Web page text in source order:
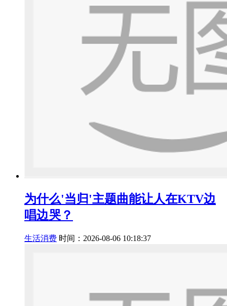
为什么'当归'主题曲能让人在KTV边
唱边哭？
生活消费 时间：2026-08-06 10:18:37